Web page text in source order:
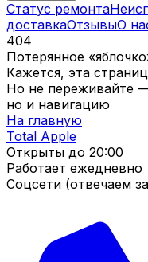
Статус ремонта
доставкаОтзывыО
404
Потерянное
Кажется, эта
Но не переживайте
но и навигацию
На главную
Total Apple
Открыты до 20:00
Работает ежедневно
Соцсети (отвечаем